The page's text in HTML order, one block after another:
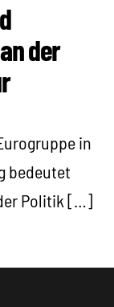
der
in
bedeutet
Politik […]